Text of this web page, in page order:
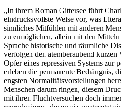
„In ihrem Roman Gittersee führt
eindrucksvollste Weise vor, was
sinnliches Mitfühlen mit anderen
zu ermöglichen, allein mit den Mitteln
Sprache historische und räumliche
verfolgen den atemberaubend
Opfer eines repressiven Systems zur
erleben die permanente Bedrängnis,
engsten Normalitätsvorstellungen
Menschen darum ringen, diesem
mit ihren Fluchtversuchen doch